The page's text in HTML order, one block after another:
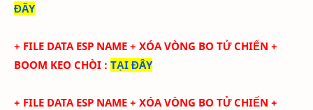
ĐÂY
+ FILE DATA ESP NAME + XÓA VÒNG BO TỬ CHIẾN +
BOOM KEO CHÒI : TẠI ĐÂY
+ FILE DATA ESP NAME + XÓA VÒNG BO TỬ CHIẾN +